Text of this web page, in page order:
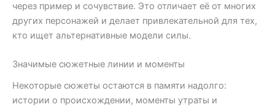
через пример и сочувствие. Это отличает её от многих
других персонажей и делает привлекательной для тех,
кто ищет альтернативные модели силы.
Значимые сюжетные линии и моменты
Некоторые сюжеты остаются в памяти надолго:
истории о происхождении, моменты утраты и